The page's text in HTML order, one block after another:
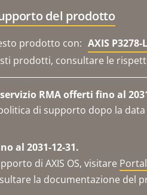
del prodotto
prodotto con: AXIS P3278-
prodotti, consultare le
RMA offerti fino al
di supporto dopo la
al 2031-12-31.
di AXIS OS, visitare
la documentazione del